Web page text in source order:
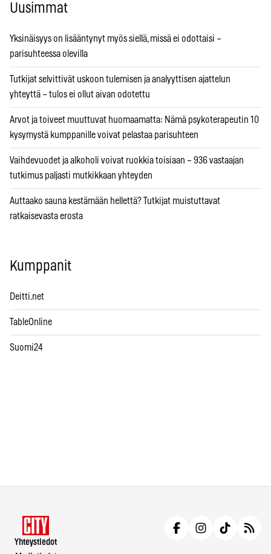
Uusimmat
Yksinäisyys on lisääntynyt myös siellä, missä ei odottaisi –
parisuhteessa olevilla
Tutkijat selvittivät uskoon tulemisen ja analyyttisen ajattelun
yhteyttä – tulos ei ollut aivan odotettu
Arvot ja toiveet muuttuvat huomaamatta: Nämä psykoterapeutin 10
kysymystä kumppanille voivat pelastaa parisuhteen
Vaihdevuodet ja alkoholi voivat ruokkia toisiaan – 936 vastaajan
tutkimus paljasti mutkikkaan yhteyden
Auttaako sauna kestämään hellettä? Tutkijat muistuttavat
ratkaisevasta erosta
Kumppanit
Deitti.net
TableOnline
Suomi24
Yhteystiedot